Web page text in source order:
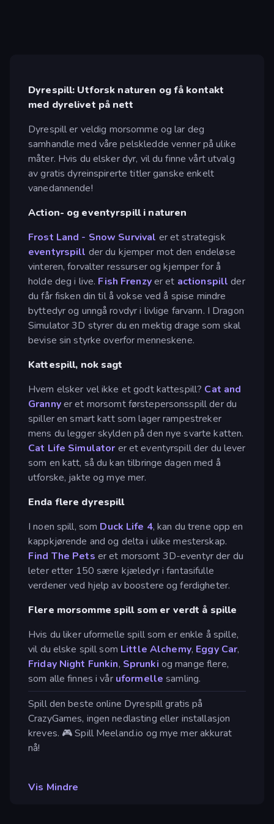
Dyrespill: Utforsk naturen og få kontakt
med dyrelivet på nett
Dyrespill er veldig morsomme og lar deg
samhandle med våre pelskledde venner på ulike
måter. Hvis du elsker dyr, vil du finne vårt utvalg
av gratis dyreinspirerte titler ganske enkelt
vanedannende!
Action- og eventyrspill i naturen
Frost Land - Snow Survival er et strategisk
eventyrspill der du kjemper mot den endeløse
vinteren, forvalter ressurser og kjemper for å
holde deg i live. Fish Frenzyer et actionspill der
du får fisken din til å vokse ved å spise mindre
byttedyr og unngå rovdyr i livlige farvann. I Dragon
Simulator 3D styrer du en mektig drage som skal
bevise sin styrke overfor menneskene.
Kattespill, nok sagt
Hvem elsker vel ikke et godt kattespill? Cat and
Grannyer et morsomt førstepersonsspill der du
spiller en smart katt som lager rampestreker
mens du legger skylden på den nye svarte katten.
Cat Life Simulator er et eventyrspill der du lever
som en katt, så du kan tilbringe dagen med å
utforske, jakte og mye mer.
Enda flere dyrespill
I noen spill, som Duck Life 4, kan du trene opp en
kappkjørende and og delta i ulike mesterskap.
Find The Pets er et morsomt 3D-eventyr der du
leter etter 150 sære kjæledyr i fantasifulle
verdener ved hjelp av boostere og ferdigheter.
Flere morsomme spill som er verdt å spille
Hvis du liker uformelle spill som er enkle å spille,
vil du elske spill som Little Alchemy, Eggy Car,
Friday Night Funkin, Sprunki og mange flere,
som alle finnes i vår uformelle samling.
Spill den beste online Dyrespill gratis på
CrazyGames, ingen nedlasting eller installasjon
kreves. 🎮 Spill Meeland.io og mye mer akkurat
nå!
Vis Mindre